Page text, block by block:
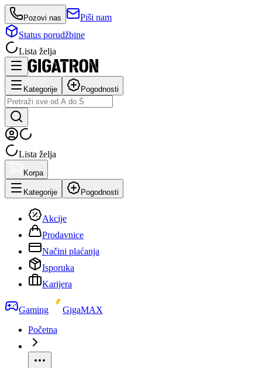
Pozovi nas
Piši nam
Status porudžbine
Lista želja
Kategorije Pogodnosti
Lista želja
Korpa
Kategorije Pogodnosti
Akcije
Prodavnice
Načini plaćanja
Isporuka
Karijera
Gaming
GigaMAX
Početna